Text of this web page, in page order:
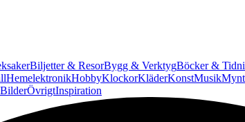
Biljetter & ResorBygg & VerktygBöcker &
HemelektronikHobbyKlockorKläderKonstMusik
ÖvrigtInspiration